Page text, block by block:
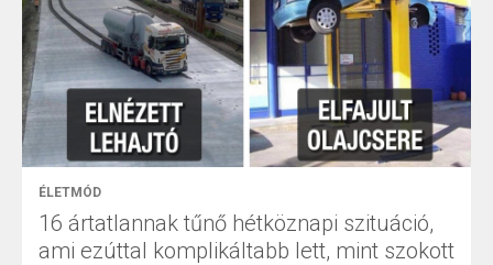
ÉLETMÓD
16 ártatlannak tűnő hétköznapi szituáció,
ami ezúttal komplikáltabb lett, mint szokott